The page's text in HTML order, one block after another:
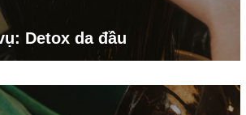
Detox da đầu